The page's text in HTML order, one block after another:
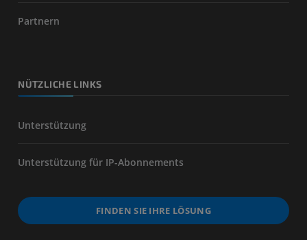
Partnern
NÜTZLICHE LINKS
Unterstützung
Unterstützung für IP-Abonnements
FINDEN SIE IHRE LÖSUNG